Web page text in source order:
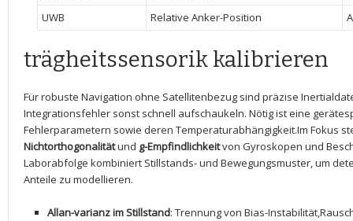
UWB
Relative Anker-Position
trägheitssensorik⁤ kalibrieren
Für robuste Navigation ohne Satellitenbezug sind ​präzise
Integrationsfehler sonst schnell aufschaukeln. Nötig ist ⁣eine
Fehlerparametern sowie deren Temperaturabhängigkeit.Im Fokus
Nichtorthogonalitätund‍ g-Empfindlichkeitvon ⁢Gyroskopen und
Laborabfolge kombiniert Stillstands-⁢ und ⁤Bewegungsmuster, um
Anteile zu modellieren.
Allan-varianz im ‍Stillstand: Trennung von Bias-